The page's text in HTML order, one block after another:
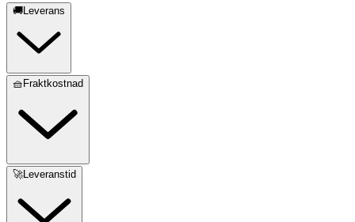
🚚Leverans
🧺Fraktkostnad
🚀Leveranstid